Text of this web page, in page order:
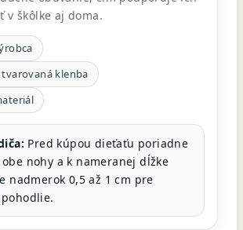
v škôlke aj doma.
klenba
Pred kúpou dieťaťu poriadne
nohy a k nameranej dĺžke
nadmerok 0,5 až 1 cm pre